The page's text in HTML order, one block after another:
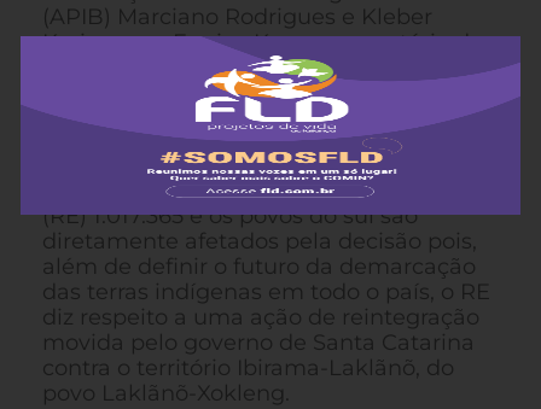
(APIB) Marciano Rodrigues e Kleber
Karipuna, e Eunice Kerexu, secretária do
MPI, entre outras lideranças do
movimento indígena da região Sul.
A tese do marco temporal é pauta do
Supremo Tribunal Federal (STF) através
do julgamento do Recurso Extraordinário
(RE) 1.017.365 e os povos do sul são
diretamente afetados pela decisão pois,
além de definir o futuro da demarcação
das terras indígenas em todo o país, o RE
diz respeito a uma ação de reintegração
movida pelo governo de Santa Catarina
contra o território Ibirama-Laklãnõ, do
povo Laklãnõ-Xokleng.